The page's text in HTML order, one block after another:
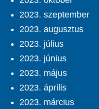
2023. szeptember
2023. augusztus
2023. július
2023. június
2023. május
2023. április
2023. március